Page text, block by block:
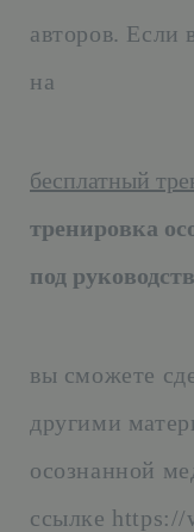
авторов. Если
на
бесплатный
тренировка
под
вы сможете
другими
осознанной
ссылке https://